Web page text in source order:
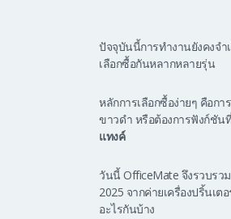
ปัจจุบันนี้การทำงานยังคงจำ
เลือกซื้อกันหลากหลายรุ่น
หลักการเลือกซื้อง่ายๆ คือก
ขาวดำ หรือต้องการฟังก์ชัน
แทงค์
วันนี้ OfficeMate จึงรวบรว
2025 จากค่ายเครื่องปริ้นเ
อะไรกันบ้าง